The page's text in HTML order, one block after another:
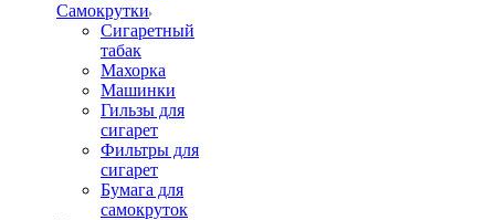
Самокрутки
Сигаретный
табак
Махорка
Машинки
Гильзы для
сигарет
Фильтры для
сигарет
Бумага для
самокруток